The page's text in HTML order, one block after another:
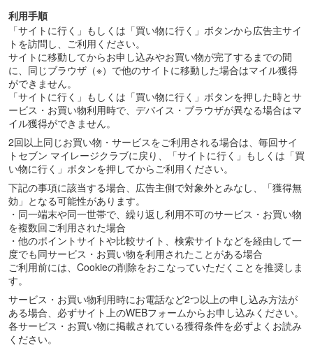
利用手順
「サイトに行く」もしくは「買い物に行く」ボタンから広告主サイ
トを訪問し、ご利用ください。
サイトに移動してからお申し込みやお買い物が完了するまでの間
に、同じブラウザ（※）で他のサイトに移動した場合はマイル獲得
ができません。
「サイトに行く」もしくは「買い物に行く」ボタンを押した時とサ
ービス・お買い物利用時で、デバイス・ブラウザが異なる場合はマ
イル獲得ができません。
2回以上同じお買い物・サービスをご利用される場合は、毎回サイ
トセブン マイレージクラブに戻り、「サイトに行く」もしくは「買
い物に行く」ボタンを押してからご利用ください。
下記の事項に該当する場合、広告主側で対象外とみなし、「獲得無
効」となる可能性があります。
・同一端末や同一世帯で、繰り返し利用不可のサービス・お買い物
を複数回ご利用された場合
・他のポイントサイトや比較サイト、検索サイトなどを経由して一
度でも同サービス・お買い物を利用されたことがある場合
ご利用前には、Cookieの削除をおこなっていただくことを推奨しま
す。
サービス・お買い物利用時にお電話など2つ以上の申し込み方法が
ある場合、必ずサイト上のWEBフォームからお申し込みください。
各サービス・お買い物に掲載されている獲得条件を必ずよくお読み
ください。